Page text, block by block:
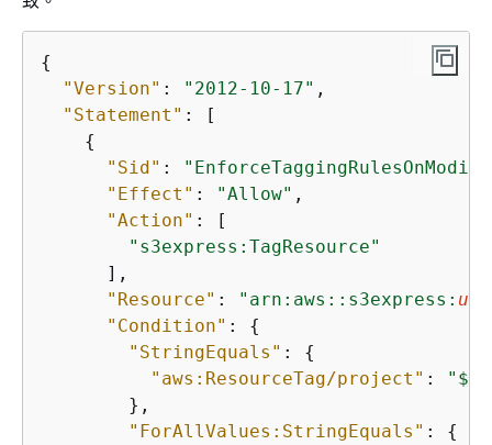
{
"Version" : "2012-10-17" ,
"Statement" : [
{
"Sid" :
"Effect" : "Allow" ,
"Action" : [
"s3express:TagResource"
      ],
"Resource" : "arn:aws::s3express:
"Condition" : {
"StringEquals" : {
"aws:ResourceTag/project" : "$
        },
"ForAllValues:StringEquals" : {